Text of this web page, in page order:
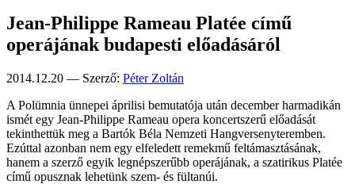
Jean-Philippe Rameau Platée című
operájának budapesti előadásáról
2014.12.20 — Szerző: Péter Zoltán
A Polümnia ünnepei áprilisi bemu­tatója után decem­ber harma­dikán
ismét egy Jean-Philippe Rameau opera koncert­szerű elő­adását
tekint­hettük meg a Bartók Béla Nem­zeti Hang­ver­seny­terem­ben.
Ezúttal azon­ban nem egy elfe­ledett remek­mű feltá­masztá­sának,
hanem a szerző egyik legnép­szerűbb operá­jának, a szati­rikus Platée
című opusz­nak lehetünk szem- és fültanúi.